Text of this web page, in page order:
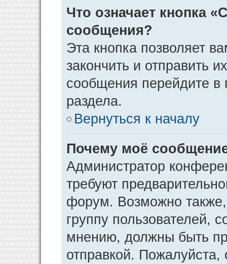
Что означает кнопка
сообщения?
Эта кнопка позволяет
закончить и отправить
сообщения перейдите в
раздела.
Вернуться к началу
Почему моё
Администратор
требуют
форум. Возможно
группу пользователей,
мнению, должны быть
отправкой.